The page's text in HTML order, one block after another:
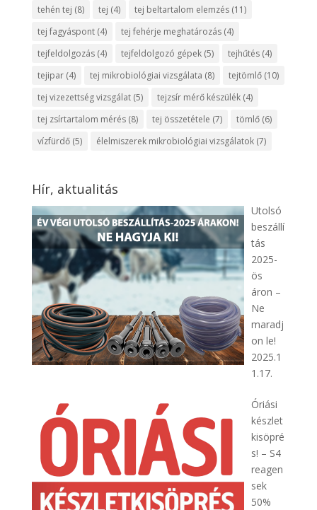
tehén tej (8) tej (4) tej beltartalom elemzés(11)
tej fagyáspont(4) tej fehérje meghatározás(4)
tejfeldolgozás(4) tejfeldolgozó gépek(5) tejhűtés(4)
tejipar(4) tej mikrobiológiai vizsgálata (8) tejtömlő(10)
tej vizezettség vizsgálat(5) tejzsír mérő készülék(4)
tej zsírtartalom mérés(8) tej összetétele (7) tömlő(6)
vízfürdő(5) élelmiszerek mikrobiológiai vizsgálatok(7)
Hír, aktualitás
Utolsó
beszállí
tás
2025-
ös
áron –
Ne
maradj
on le!
2025.1
1.17.
Óriási
készlet
kisöpré
s! – S4
reagen
sek
50%